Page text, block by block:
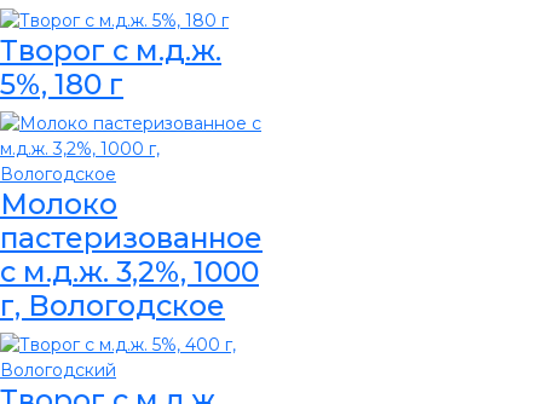
Творог с м.д.ж.
5%, 180 г
Молоко
пастеризованное
с м.д.ж. 3,2%, 1000
г, Вологодское